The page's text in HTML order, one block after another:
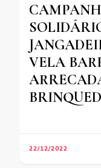
VELA
22/12/2022